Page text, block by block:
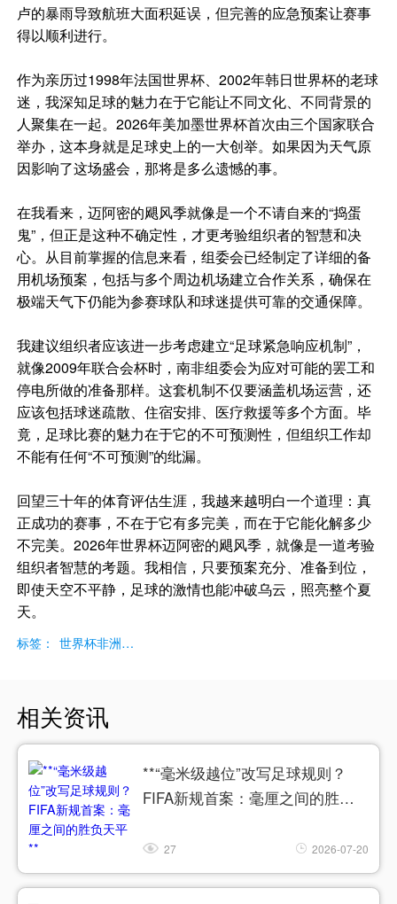
卢的暴雨导致航班大面积延误，但完善的应急预案让赛事
得以顺利进行。
作为亲历过1998年法国世界杯、2002年韩日世界杯的老球
迷，我深知足球的魅力在于它能让不同文化、不同背景的
人聚集在一起。2026年美加墨世界杯首次由三个国家联合
举办，这本身就是足球史上的一大创举。如果因为天气原
因影响了这场盛会，那将是多么遗憾的事。
在我看来，迈阿密的飓风季就像是一个不请自来的“捣蛋
鬼”，但正是这种不确定性，才更考验组织者的智慧和决
心。从目前掌握的信息来看，组委会已经制定了详细的备
用机场预案，包括与多个周边机场建立合作关系，确保在
极端天气下仍能为参赛球队和球迷提供可靠的交通保障。
我建议组织者应该进一步考虑建立“足球紧急响应机制”，
就像2009年联合会杯时，南非组委会为应对可能的罢工和
停电所做的准备那样。这套机制不仅要涵盖机场运营，还
应该包括球迷疏散、住宿安排、医疗救援等多个方面。毕
竟，足球比赛的魅力在于它的不可预测性，但组织工作却
不能有任何“不可预测”的纰漏。
回望三十年的体育评估生涯，我越来越明白一个道理：真
正成功的赛事，不在于它有多完美，而在于它能化解多少
不完美。2026年世界杯迈阿密的飓风季，就像是一道考验
组织者智慧的考题。我相信，只要预案充分、准备到位，
即使天空不平静，足球的激情也能冲破乌云，照亮整个夏
天。
标签： 世界杯非洲进步！近几届世界杯表现
相关资讯
**“毫米级越位”改写足球规则？
FIFA新规首案：毫厘之间的胜负
27 2026-07-20